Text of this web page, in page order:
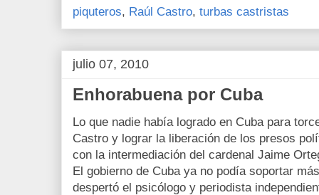
piquteros, Raúl Castro, turbas castristas
julio 07, 2010
Enhorabuena por Cuba
Lo que nadie había logrado en Cuba para
Castro y lograr la liberación de los presos
con la intermediación del cardenal Jaime
El gobierno de Cuba ya no podía soportar
despertó el psicólogo y periodista